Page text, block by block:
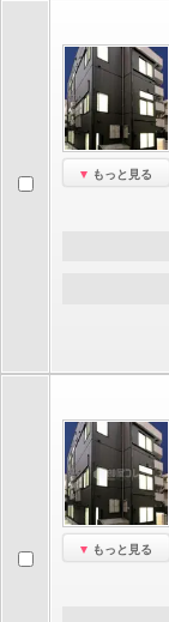
もっと見る
もっと見る